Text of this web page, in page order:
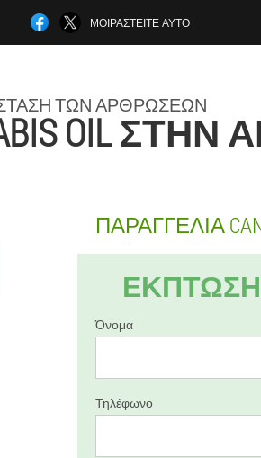
ΜΟΙΡΑΣΤΕΊΤΕ ΑΥΤΌ
ΤΩΝ ΑΡΘΡΏΣΕΩΝ
OIL ΣΤΗΝ
ΠΑΡΑΓΓΕΛΊΑ
ΈΚΠΤΩΣΗ
Όνομα
Τηλέφωνο